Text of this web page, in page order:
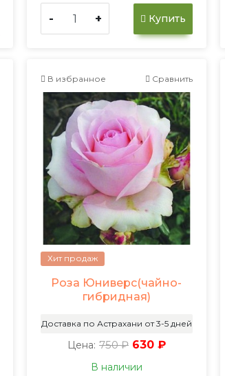
- + Купить
В избранное Сравнить
Хит продаж
Роза Юниверс(чайно-
гибридная)
Доставка по Астрахани от 3-5 дней
Цена: 750 ₽ 630 ₽
В наличии